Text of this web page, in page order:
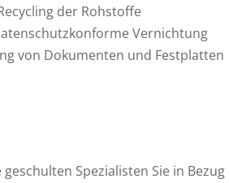
der Rohstoffe
Vernichtung
von Dokumenten und Festplatten
Spezialisten Sie in Bezug